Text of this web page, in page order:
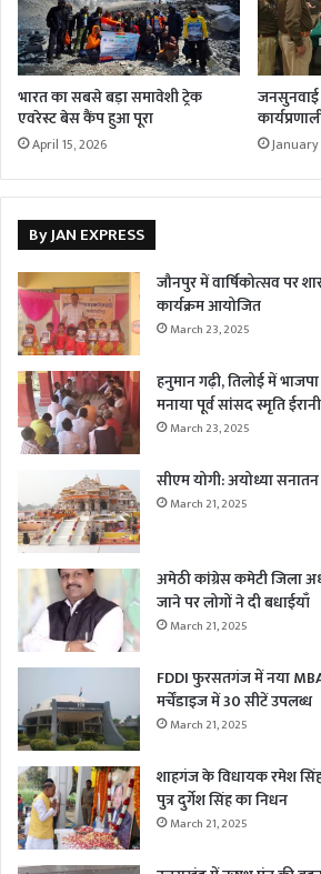
भारत का सबसे बड़ा समावेशी ट्रेक
एवरेस्ट बेस कैंप हुआ पूरा
April 15, 2026
जनसुनवाई
By JAN EXPRESS
जौनपुर में वार्षिकोत्सव पर
कार्यक्रम आयोजित
March 23, 2025
हनुमान गढ़ी, तिलोई में
मनाया पूर्व सांसद स्मृति
March 23, 2025
सीएम योगी: अयोध्या
March 21, 2025
अमेठी कांग्रेस कमेटी जिला
जाने पर लोगों ने दी बधाईयाँ
March 21, 2025
FDDI फुरसतगंज में नया
मर्चेंडाइज में 30 सीटें उपलब्ध
March 21, 2025
शाहगंज के विधायक रमेश
पुत्र दुर्गेश सिंह का निधन
March 21, 2025